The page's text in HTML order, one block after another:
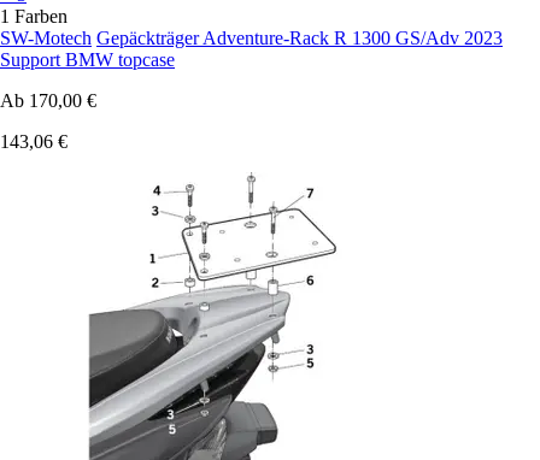
1 Farben
SW-Motech Gepäckträger Adventure-Rack R 1300 GS/Adv 2023
Support BMW topcase
Ab 170,00 €
143,06 €